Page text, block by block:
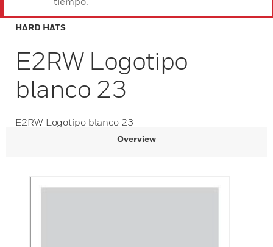
HARD HATS
E2RW Logotipo
blanco 23
E2RW Logotipo blanco 23
Overview